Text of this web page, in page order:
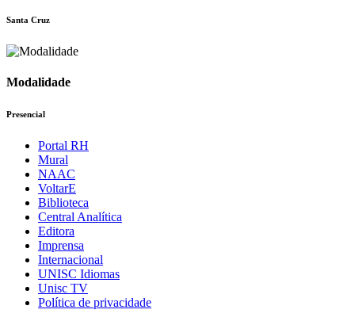
Santa Cruz
Modalidade
Presencial
Portal RH
Mural
NAAC
VoltarE
Biblioteca
Central Analítica
Editora
Imprensa
Internacional
UNISC Idiomas
Unisc TV
Política de privacidade